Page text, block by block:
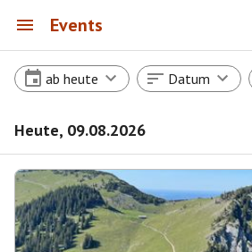
Events
ab heute Datum
Heute, 09.08.2026